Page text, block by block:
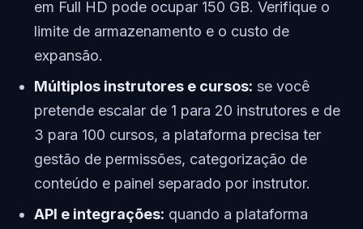
em Full HD pode ocupar 150 GB. Verifique o
limite de armazenamento e o custo de
expansão.
Múltiplos instrutores e cursos: se você
pretende escalar de 1 para 20 instrutores e de
3 para 100 cursos, a plataforma precisa ter
gestão de permissões, categorização de
conteúdo e painel separado por instrutor.
API e integrações: quando a plataforma